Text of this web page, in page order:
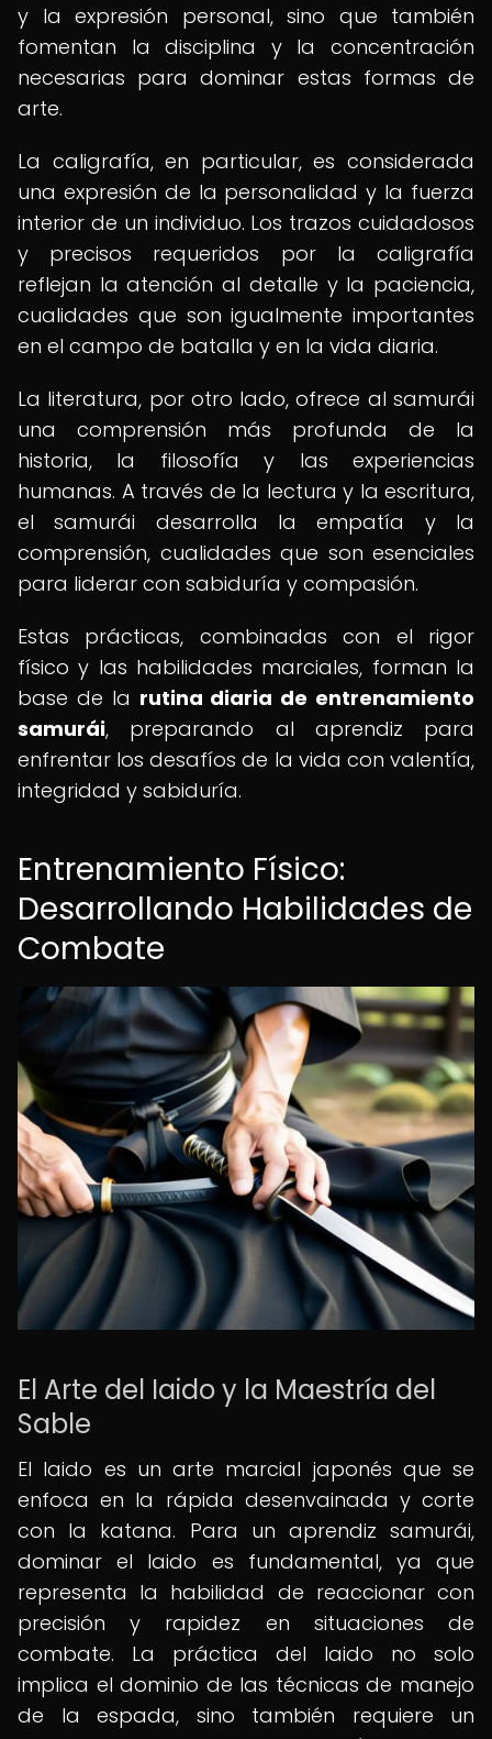
y la expresión personal, sino que también
fomentan la disciplina y la concentración
necesarias para dominar estas formas de
arte.
La caligrafía, en particular, es considerada
una expresión de la personalidad y la fuerza
interior de un individuo. Los trazos cuidadosos
y precisos requeridos por la caligrafía
reflejan la atención al detalle y la paciencia,
cualidades que son igualmente importantes
en el campo de batalla y en la vida diaria.
La literatura, por otro lado, ofrece al samurái
una comprensión más profunda de la
historia, la filosofía y las experiencias
humanas. A través de la lectura y la escritura,
el samurái desarrolla la empatía y la
comprensión, cualidades que son esenciales
para liderar con sabiduría y compasión.
Estas prácticas, combinadas con el rigor
físico y las habilidades marciales, forman la
base de la rutina diaria de entrenamiento
samurái, preparando al aprendiz para
enfrentar los desafíos de la vida con valentía,
integridad y sabiduría.
Entrenamiento Físico:
Desarrollando Habilidades de
Combate
El Arte del Iaido y la Maestría del
Sable
El Iaido es un arte marcial japonés que se
enfoca en la rápida desenvainada y corte
con la katana. Para un aprendiz samurái,
dominar el Iaido es fundamental, ya que
representa la habilidad de reaccionar con
precisión y rapidez en situaciones de
combate. La práctica del Iaido no solo
implica el dominio de las técnicas de manejo
de la espada, sino también requiere un